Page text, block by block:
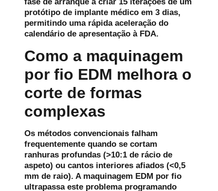
protótipo de implante médico em 3 dias,
permitindo uma rápida aceleração do
calendário de apresentação à FDA.
Como a maquinagem
por fio EDM melhora o
corte de formas
complexas
Os métodos convencionais falham
frequentemente quando se cortam
ranhuras profundas (>10:1 de rácio de
aspeto) ou cantos interiores afiados (<0,5
mm de raio). A maquinagem EDM por fio
ultrapassa este problema programando